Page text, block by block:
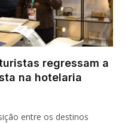
regressam a
na hotelaria
entre os destinos